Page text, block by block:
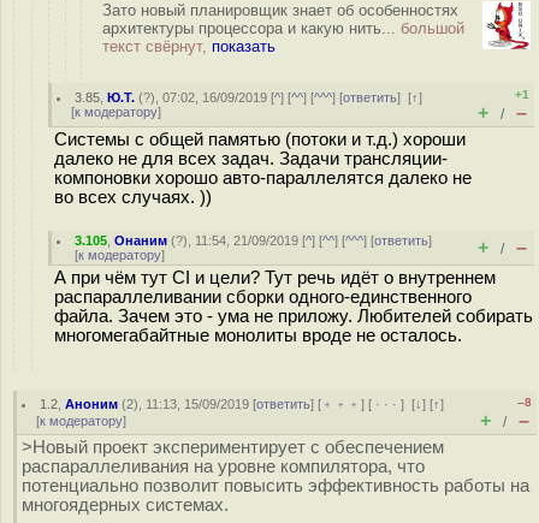
Зато новый планировщик знает об особенностях
архитектуры процессора и какую нить... большой
текст свёрнут, показать
3.85 ,Ю.Т. (?), 07:02, 16/09/2019 [^] [^^] [^^^] [ответить][↑]
[к модератору]
+1
+ / –
Системы с общей памятью (потоки и т.д.) хороши
далеко не для всех задач. Задачи трансляции-
компоновки хорошо авто-параллелятся далеко не
во всех случаях. ))
3.105 ,Онаним (?), 11:54, 21/09/2019 [^] [^^] [^^^] [ответить]
[к модератору] + / –
А при чём тут CI и цели? Тут речь идёт о внутреннем
распараллеливании сборки одного-единственного
файла. Зачем это - ума не приложу. Любителей собирать
многомегабайтные монолиты вроде не осталось.
1.2 ,Аноним (2), 11:13, 15/09/2019 [ответить] [ ﹢﹢﹢] [ · · ·][↓] [↑]
[к модератору]
–8
+ / –
>Новый проект экспериментирует с обеспечением
распараллеливания на уровне компилятора, что
потенциально позволит повысить эффективность работы на
многоядерных системах.